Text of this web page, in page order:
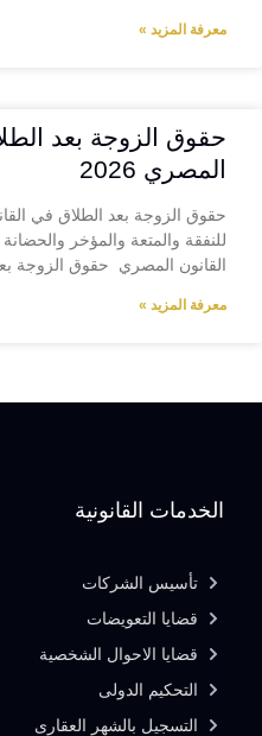
معرفة المزيد »
حقوق الزوجة بعد
المصري 2026
للنفقة والمتعة والمؤخر
القانون المصري حقوق الزوجة
معرفة المزيد »
الخدمات القانونية
تأسيس الشركات
قضايا التعويضات
قضايا الاحوال الشخصية
التحكيم الدولى
التسجيل بالشهر العقارى